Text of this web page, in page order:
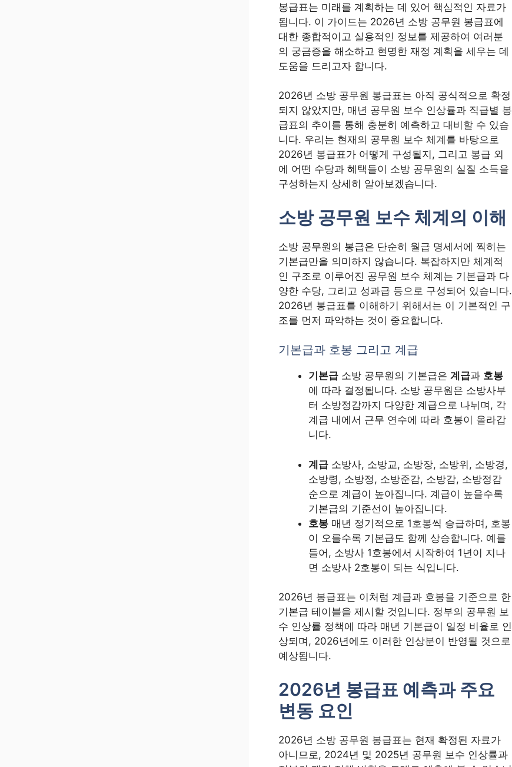
봉급표는 미래를 계획하는 데 있어 핵심적인 자료가
됩니다. 이 가이드는 2026년 소방 공무원 봉급표에
대한 종합적이고 실용적인 정보를 제공하여 여러분
의 궁금증을 해소하고 현명한 재정 계획을 세우는 데
도움을 드리고자 합니다.
2026년 소방 공무원 봉급표는 아직 공식적으로 확정
되지 않았지만, 매년 공무원 보수 인상률과 직급별 봉
급표의 추이를 통해 충분히 예측하고 대비할 수 있습
니다. 우리는 현재의 공무원 보수 체계를 바탕으로
2026년 봉급표가 어떻게 구성될지, 그리고 봉급 외
에 어떤 수당과 혜택들이 소방 공무원의 실질 소득을
구성하는지 상세히 알아보겠습니다.
소방 공무원 보수 체계의 이해
소방 공무원의 봉급은 단순히 월급 명세서에 찍히는
기본급만을 의미하지 않습니다. 복잡하지만 체계적
인 구조로 이루어진 공무원 보수 체계는 기본급과 다
양한 수당, 그리고 성과급 등으로 구성되어 있습니다.
2026년 봉급표를 이해하기 위해서는 이 기본적인 구
조를 먼저 파악하는 것이 중요합니다.
기본급과 호봉 그리고 계급
기본급 소방 공무원의 기본급은계급과 호봉
에 따라 결정됩니다. 소방 공무원은 소방사부
터 소방정감까지 다양한 계급으로 나뉘며, 각
계급 내에서 근무 연수에 따라 호봉이 올라갑
니다.
계급 소방사, 소방교, 소방장, 소방위, 소방경,
소방령, 소방정, 소방준감, 소방감, 소방정감
순으로 계급이 높아집니다. 계급이 높을수록
기본급의 기준선이 높아집니다.
호봉 매년 정기적으로 1호봉씩 승급하며, 호봉
이 오를수록 기본급도 함께 상승합니다. 예를
들어, 소방사 1호봉에서 시작하여 1년이 지나
면 소방사 2호봉이 되는 식입니다.
2026년 봉급표는 이처럼 계급과 호봉을 기준으로 한
기본급 테이블을 제시할 것입니다. 정부의 공무원 보
수 인상률 정책에 따라 매년 기본급이 일정 비율로 인
상되며, 2026년에도 이러한 인상분이 반영될 것으로
예상됩니다.
2026년 봉급표 예측과 주요
변동 요인
2026년 소방 공무원 봉급표는 현재 확정된 자료가
아니므로, 2024년 및 2025년 공무원 보수 인상률과